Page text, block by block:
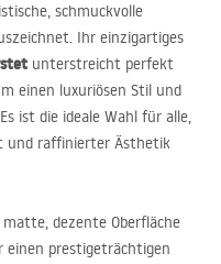
schmuckvolle
Ihr einzigartiges
unterstreicht perfekt
einen luxuriösen Stil und
ist die ideale Wahl für alle,
und raffinierter Ästhetik
matte, dezente Oberfläche
prestigeträchtigen